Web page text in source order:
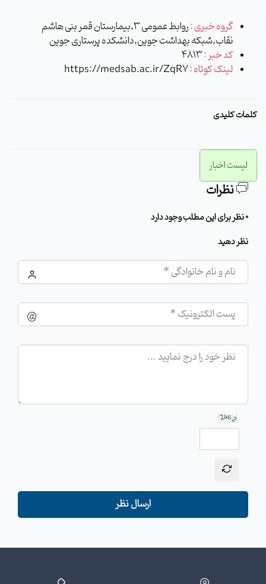
گروه خبری :
روابط عمومی 3,بیمارستان قمر بنی هاشم
نقاب,شبکه بهداشت جوین,دانشکده پرستاری جوین
کد خبر :4813
لینک کوتاه :https://medsab.ac.ir/ZqR7
کلمات کلیدی
لیست اخبار
نظرات
0 نظر برای این مطلب وجود دارد
نظر دهید
ارسال نظر